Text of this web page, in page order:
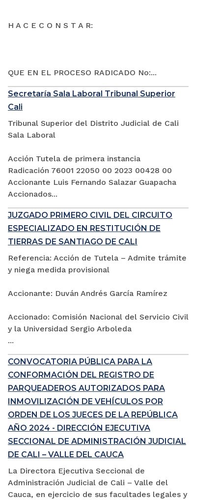
H A C E C O N S T A R:
QUE EN EL PROCESO RADICADO No:...
Secretaría Sala Laboral Tribunal Superior
Cali
Tribunal Superior del Distrito Judicial de Cali
Sala Laboral
Acción Tutela de primera instancia
Radicación 76001 22050 00 2023 00428 00
Accionante Luis Fernando Salazar Guapacha
Accionados...
JUZGADO PRIMERO CIVIL DEL CIRCUITO
ESPECIALIZADO EN RESTITUCIÓN DE
TIERRAS DE SANTIAGO DE CALI
Referencia: Acción de Tutela – Admite trámite
y niega medida provisional
Accionante: Duván Andrés García Ramírez
Accionado: Comisión Nacional del Servicio Civil
y la Universidad Sergio Arboleda
...
CONVOCATORIA PÚBLICA PARA LA
CONFORMACIÓN DEL REGISTRO DE
PARQUEADEROS AUTORIZADOS PARA
INMOVILIZACIÓN DE VEHÍCULOS POR
ORDEN DE LOS JUECES DE LA REPÚBLICA
AÑO 2024 - DIRECCIÓN EJECUTIVA
SECCIONAL DE ADMINISTRACIÓN JUDICIAL
DE CALI – VALLE DEL CAUCA
La Directora Ejecutiva Seccional de
Administración Judicial de Cali – Valle del
Cauca, en ejercicio de sus facultades legales y